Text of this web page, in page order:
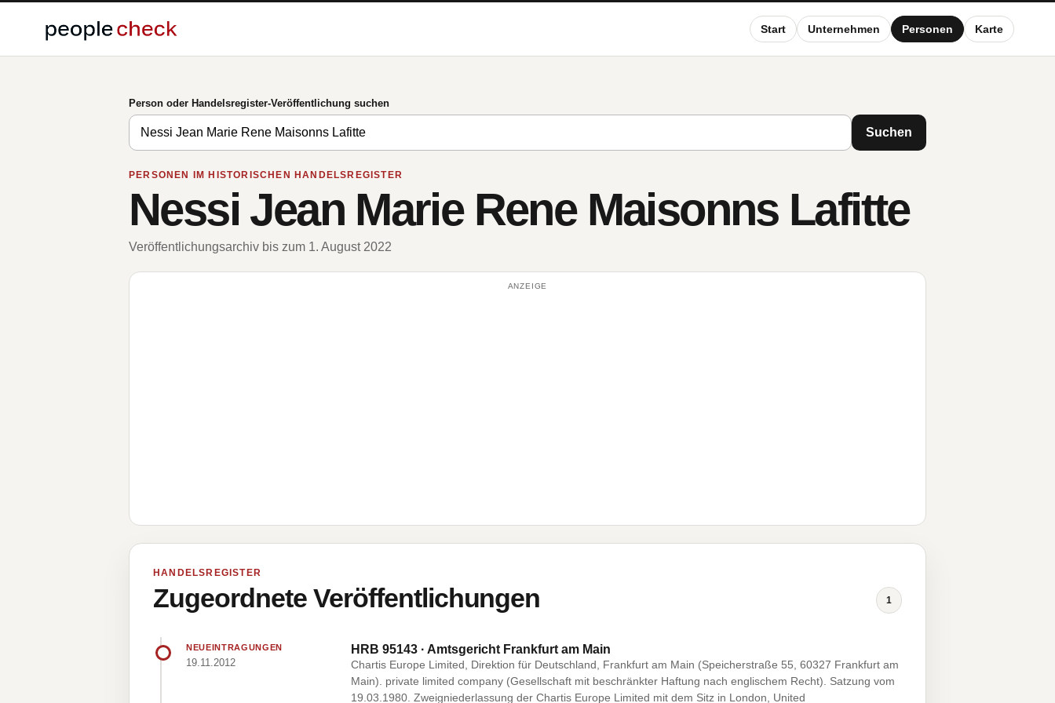
Start Unternehmen Personen Karte
Person oder Handelsregister-Veröffentlichung suchen
Suchen
PERSONEN IM HISTORISCHEN HANDELSREGISTER
Nessi Jean Marie Rene Maisonns Lafitte
Veröffentlichungsarchiv bis zum 1. August 2022
ANZEIGE
HANDELSREGISTER
Zugeordnete Veröffentlichungen 1
NEUEINTRAGUNGEN
19.11.2012
HRB 95143 · Amtsgericht Frankfurt am Main
Chartis Europe Limited, Direktion für Deutschland, Frankfurt am Main (Speicherstraße 55, 60327 Frankfurt am
Main). private limited company (Gesellschaft mit beschränkter Haftung nach englischem Recht). Satzung vom
19.03.1980. Zweigniederlassung der Chartis Europe Limited mit dem Sitz in London, United